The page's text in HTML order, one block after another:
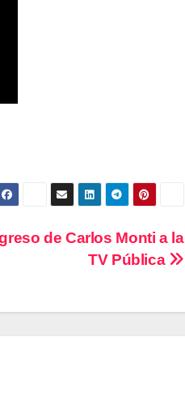
de Carlos Monti a la
TV Pública